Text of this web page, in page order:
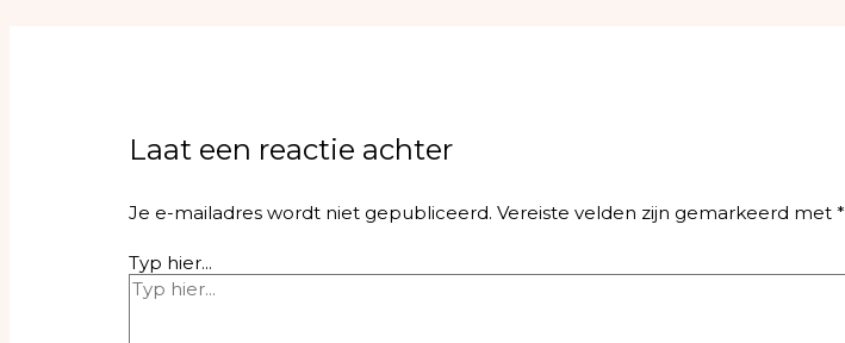
Laat een reactie achter
Je e-mailadres wordt niet gepubliceerd. Vereiste velden zijn gemarkeerd met*
Typ hier...